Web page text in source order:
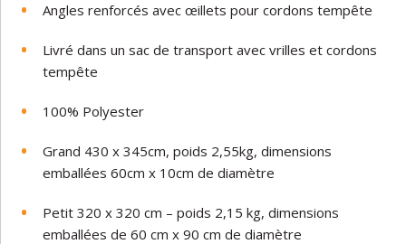
Angles renforcés avec œillets pour cordons tempête
Livré dans un sac de transport avec vrilles et cordons
tempête
100% Polyester
Grand 430 x 345cm, poids 2,55kg, dimensions
emballées 60cm x 10cm de diamètre
Petit 320 x 320 cm – poids 2,15 kg, dimensions
emballées de 60 cm x 90 cm de diamètre